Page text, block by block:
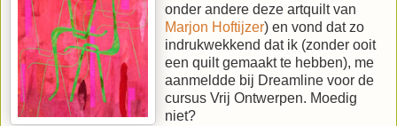
onder andere deze artquilt van
Marjon Hoftijzer) en vond dat zo
indrukwekkend dat ik (zonder ooit
een quilt gemaakt te hebben), me
aanmeldde bij Dreamline voor de
cursus Vrij Ontwerpen. Moedig
niet?